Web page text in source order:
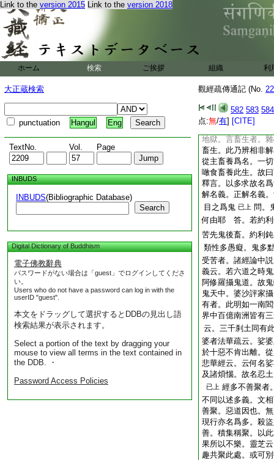
Link to the version 2015 Link to the version 2018
ホーム 検索 ご挨拶 組織 利
大正蔵検索
punctuation Hangul Eng
TextNo. Vol. Page
INBUDS
INBUDS(Bibliographic Database)
Search
Digital Dictionary of Buddhism
電子佛教辭典
パスワードがない場合は「guest」でログインしてくださ
い。
Users who do not have a password can log in with the
userID "guest".
本文をドラッグして選択するとDDBの見出し語
検索結果が表示されます。
Select a portion of the text by dragging your
mouse to view all terms in the text contained in
the DDB. ・
Password Access Policies
觀經疏傳通記 (No.
582 583 584
点:無/有] [CITE]
金。光色映樹故爲
洲。即別指南洲也
且從近論令易解耳
濁。亦名五滓。惡
明出所厭境中。經
云。地獄外國名曰
樂故名爲地獄。地
梨。此皆約就厭心
之。地下牢獄。是
地獄。言畜生者。
畜生。此乃辨相非
從主畜養爲名。一
噉食畜養此生。故
釋言。以多求故名
解名義。正解名義
目之爲鬼 已上 問。
何由耶 答。若約利
苦先鬼後畜。約利
類性多愚癡。鬼多
受苦者。諸經論中
義云。若六道之時
阿修羅攝鬼道。故
鬼天中。婆沙評家
有者。此明如一南
界中百億南洲皆有
云。三千刹土同有
婆者法華疏云。娑
於十惡不肯出離。
悲華經云。云何名
及諸煩惱。故名忍
已上 經多不善聚者
不同以述多義。文
善聚。惡道因也。
現行亦名爲多。殺
善。積集稱聚。以
果所以不樂。靈芝
趣共聚此處。或可